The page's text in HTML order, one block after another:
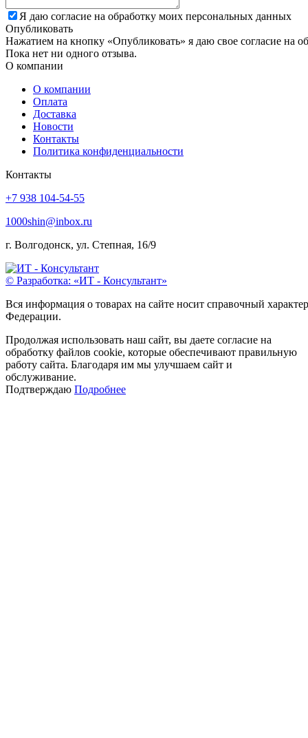
Я даю согласие на обработку моих персональных данных
Опубликовать
Нажатием на кнопку «Опубликовать» я даю свое согласие на
Пока нет ни одного отзыва.
О компании
О компании
Оплата
Доставка
Новости
Контакты
Политика конфиденциальности
Контакты
+7 938 104-54-55
1000shin@inbox.ru
г. Волгодонск, ул. Степная, 16/9
© Разработка: «ИТ - Консультант»
Вся информация о товарах на сайте носит справочный
Федерации.
Продолжая использовать наш сайт, вы даете согласие на
обработку файлов cookie, которые обеспечивают правильную
работу сайта. Благодаря им мы улучшаем сайт и
обслуживание.
Подтверждаю Подробнее